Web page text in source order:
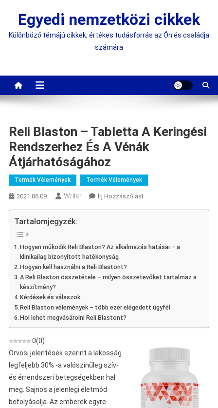
Egyedi nemzetközi cikkek
Különböző témájú cikkek, értékes tudásforrás az Ön és családja
számára
Reli Blaston – Tabletta A Keringési
Rendszerhez És A Vénák
Átjárhatóságához
Termék Vélemények Termék Vélemények
2021.06.09. Writer Írj HozzászólástOn
Rendszerhez
Vénák
Tartalomjegyzék:
Hogyan működik Reli Blaston? Az alkalmazás hatásai – a
klinikailag bizonyított hatékonyság
Hogyan kell használni a Reli Blastont?
A Reli Blaston összetétele – milyen összetevőket tartalmaz a
készítmény?
Kérdések és válaszok:
Reli Blaston vélemények – több ezer elégedett ügyfél
Hol lehet megvásárolni Reli Blastont?
0(0)
Orvosi jelentések szerint a lakosság
legfeljebb 30% -a valószínűleg szív-
és érrendszeri betegségekben hal
meg. Sajnos a jelenlegi életmód
befolyásolja. Az emberek egyre